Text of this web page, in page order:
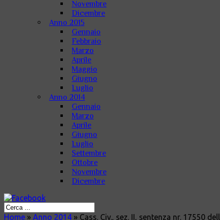
Novembre
Dicembre
Anno 2015
Gennaio
Febbraio
Marzo
Aprile
Maggio
Giugno
Luglio
Anno 2014
Gennaio
Marzo
Aprile
Giugno
Luglio
Settembre
Ottobre
Novembre
Dicembre
Home » Anno 2014 » Cass. Civ., sez. II, sentenza nr. 17550